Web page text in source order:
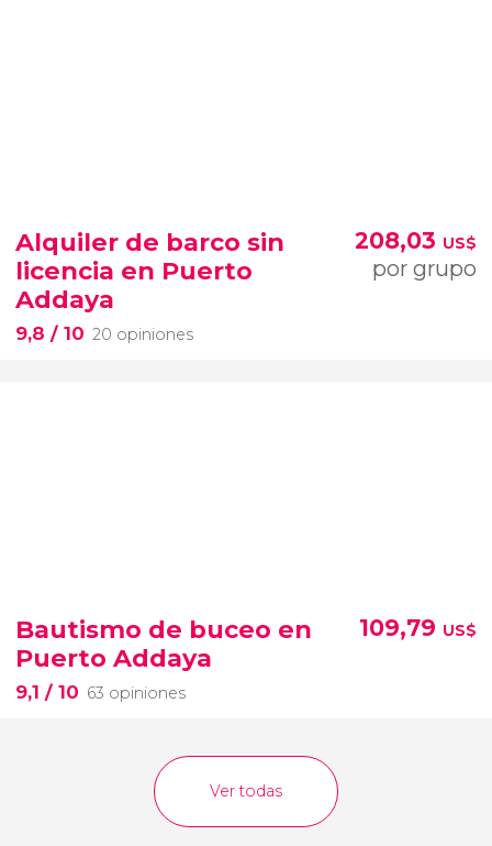
Alquiler de barco sin
licencia en Puerto
Addaya
9,8 / 10 20 opiniones
208,03 US$
por grupo
Bautismo de buceo en
Puerto Addaya
9,1 / 10 63 opiniones
109,79 US$
Ver todas